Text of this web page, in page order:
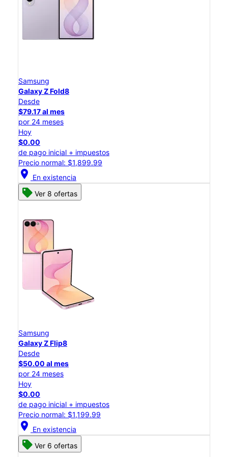
Samsung
Galaxy Z Fold8
Desde
$79.17 al mes
por 24 meses
Hoy
$0.00
de pago inicial + impuestos
Precio normal: $1,899.99
location_on En existencia
Ver 8 ofertas
Samsung
Galaxy Z Flip8
Desde
$50.00 al mes
por 24 meses
Hoy
$0.00
de pago inicial + impuestos
Precio normal: $1,199.99
location_on En existencia
Ver 6 ofertas